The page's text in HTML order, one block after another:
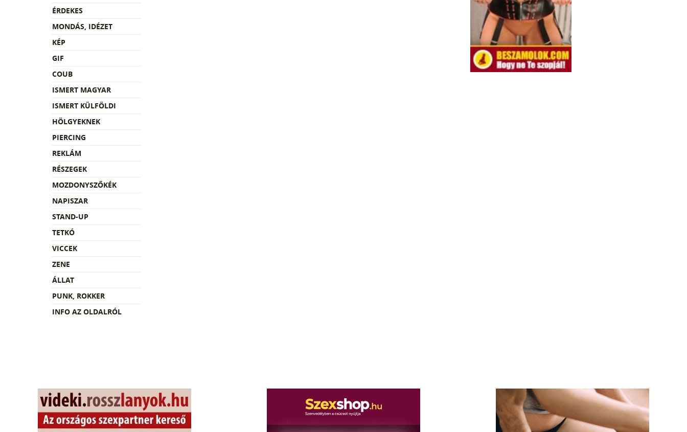
ÉRDEKES
MONDÁS, IDÉZET
KÉP
GIF
COUB
ISMERT MAGYAR
ISMERT KÜLFÖLDI
HÖLGYEKNEK
PIERCING
REKLÁM
RÉSZEGEK
MOZDONYSZŐKÉK
NAPISZAR
STAND-UP
TETKÓ
VICCEK
ZENE
ÁLLAT
PUNK, ROKKER
INFO AZ OLDALRÓL